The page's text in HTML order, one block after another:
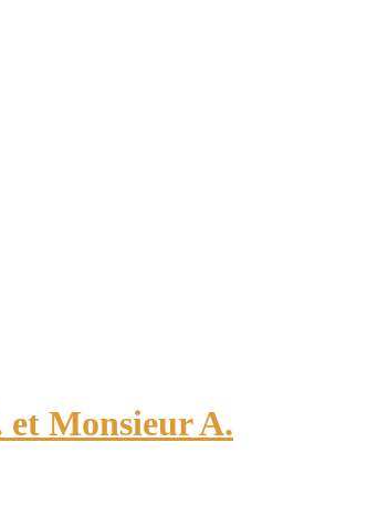
et Monsieur A.